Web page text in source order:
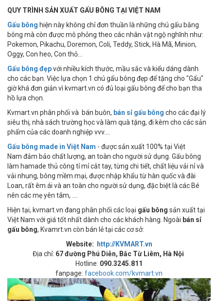
QUY TRÌNH SẢN XUẤT GẤU BÔNG TẠI VIỆT NAM
Gấu bông hiện này không chỉ đơn thuần là những chú gấu bằng
bông mà còn được mô phỏng theo các nhân vật ngộ nghĩnh như:
Pokemon, Pikachu, Doremon, Coli, Teddy, Stick, Hà Mã, Minion,
Oggy, Con heo, Con thỏ...
Gấu bông đẹpvới nhiều kích thước, mầu sắc và kiểu dáng dành
cho các bạn. Việc lựa chọn 1 chú gấu bông đẹp để tặng cho "Gấu"
giờ khá đơn giản vì kvmart.vn có đủ loại gấu bông để cho bạn tha
hồ lựa chọn.
Kvmart.vn phân phối và bán buôn, bán sỉ gấu bông cho các đại lý
siêu thị, nhà sách trường học và làm quà tặng, đi kèm cho các sản
phẩm của các doanh nghiệp vvv....
Gấu bông made in Việt Nam - được sản xuất 100% tại Việt
Nam đảm bảo chất lượng, an toàn cho người sử dụng. Gấu bông
làm hamade thủ công tỉ mỉ cắt tay, từng chi tiết, chất liệu vải nỉ và
vải nhung, bông mềm mại, được nhập khẩu từ hàn quốc và đài
Loan, rất êm ái và an toàn cho người sử dụng, đặc biệt là các Bé
nên các mẹ yên tâm, ....
Hiện tại, kvmart.vn đang phân phối các loại gấu bông sản xuất tại
Việt Nam với giá tốt nhất dành cho các khách hàng. Ngoài bán sỉ
gấu bông, Kvamrt.vn còn bán lẻ tại các cơ sở:
Website:
http://KVMART.vn
Địa chỉ: 67 đường Phú Diễn, Bắc Từ Liêm, Hà Nội
Hotline: 090.3245.811
fanpage: facebook.com/kvmart.vn